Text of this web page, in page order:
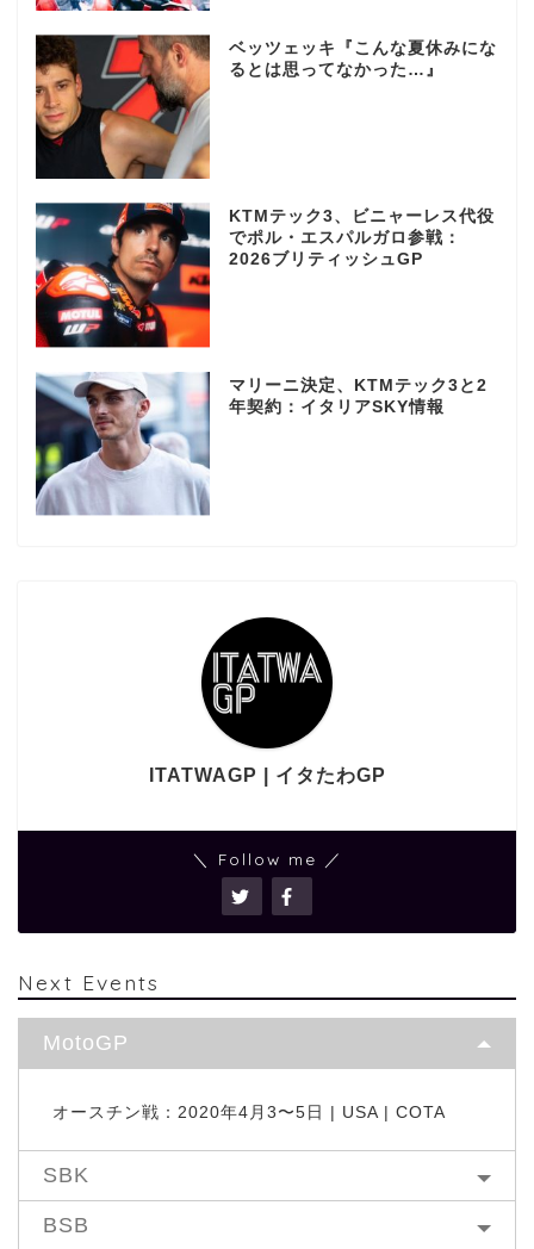
ベッツェッキ『こんな夏休みにな
るとは思ってなかった…』
KTMテック3、ビニャーレス代役
でポル・エスパルガロ参戦：
2026ブリティッシュGP
マリーニ決定、KTMテック3と2
年契約：イタリアSKY情報
ITATWAGP | イタたわGP
＼ Follow me ／
Next Events
MotoGP
オースチン戦：2020年4月3〜5日 | USA | COTA
SBK
BSB